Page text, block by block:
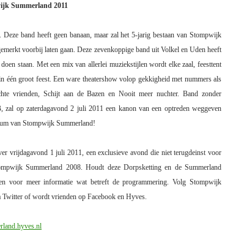
Summerland 2011
band heeft geen banaan, maar zal het 5-jarig bestaan van Stompwijk
voorbij laten gaan. Deze zevenkoppige band uit Volkel en Uden heeft
staan. Met een mix van allerlei muziekstijlen wordt elke zaal, feesttent
één groot feest. Een ware theatershow volop gekkigheid met nummers als
vrienden, Schijt aan de Bazen en Nooit meer nuchter. Band zonder
op zaterdagavond 2 juli 2011 een kanon van een optreden weggeven
van Stompwijk Summerland!
vrijdagavond 1 juli 2011, een exclusieve avond die niet terugdeinst voor
Summerland 2008. Houdt deze Dorpsketting en de Summerland
voor meer informatie wat betreft de programmering. Volg Stompwijk
of wordt vrienden op Facebook en Hyves.